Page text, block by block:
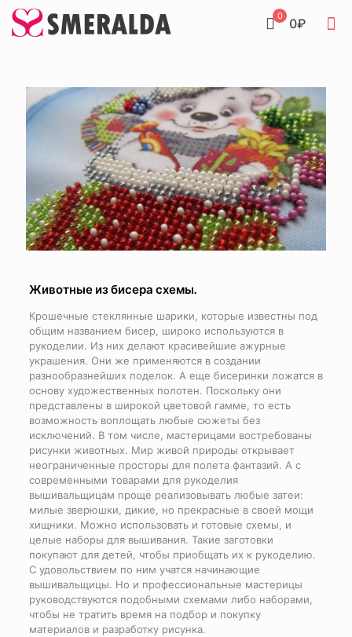
0 0₽
Животные из бисера схемы.
Крошечные стеклянные шарики, которые известны под
общим названием бисер, широко используются в
рукоделии. Из них делают красивейшие ажурные
украшения. Они же применяются в создании
разнообразнейших поделок. А еще бисеринки ложатся в
основу художественных полотен. Поскольку они
представлены в широкой цветовой гамме, то есть
возможность воплощать любые сюжеты без
исключений. В том числе, мастерицами востребованы
рисунки животных. Мир живой природы открывает
неограниченные просторы для полета фантазий. А с
современными товарами для рукоделия
вышивальщицам проще реализовывать любые затеи:
милые зверюшки, дикие, но прекрасные в своей мощи
хищники. Можно использовать и готовые схемы, и
целые наборы для вышивания. Такие заготовки
покупают для детей, чтобы приобщать их к рукоделию.
С удовольствием по ним учатся начинающие
вышивальщицы. Но и профессиональные мастерицы
руководствуются подобными схемами либо наборами,
чтобы не тратить время на подбор и покупку
материалов и разработку рисунка.